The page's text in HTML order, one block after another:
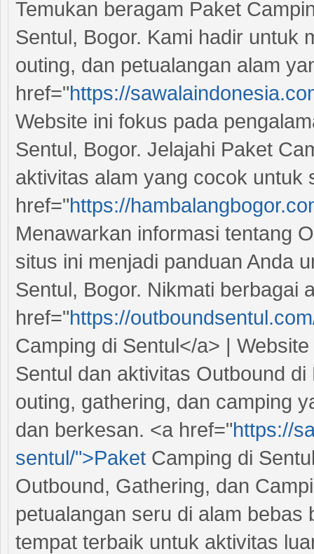
Temukan beragam Paket
Sentul, Bogor. Kami hadir untuk
outing, dan petualangan alam
href="https://
Website ini fokus pada
Sentul, Bogor. Jelajahi Paket
aktivitas alam yang cocok untuk
href="https://
Menawarkan informasi tentang
situs ini menjadi panduan Anda
Sentul, Bogor. Nikmati berbagai
href="https://
Camping di Sentul</a> |
Sentul dan aktivitas Outbound
outing, gathering, dan camping
dan berkesan. <a href="https://
sentul/">Paket Camping di
Outbound, Gathering, dan
petualangan seru di alam bebas
tempat terbaik untuk aktivitas